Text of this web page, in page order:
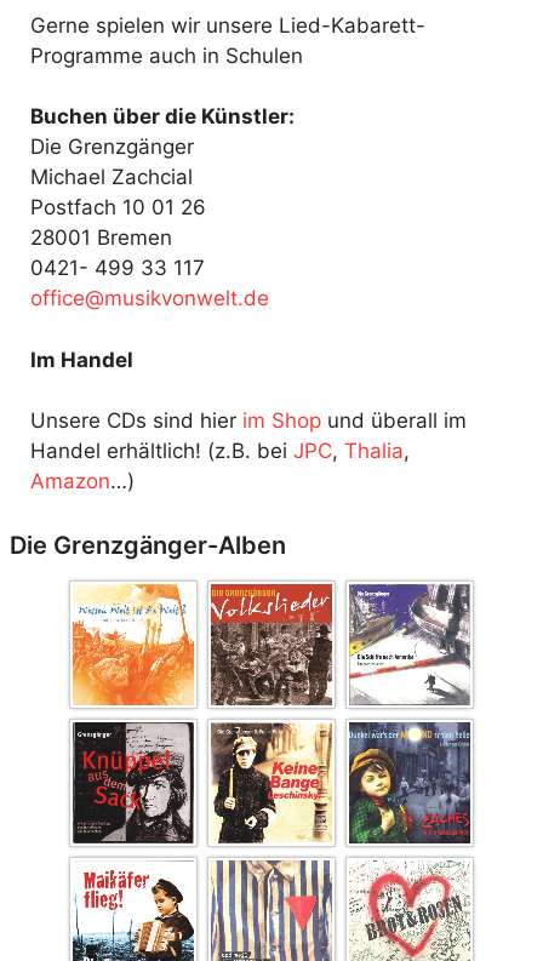
Gerne spielen wir unsere Lied-Kabarett-
Programme auch in Schulen
Buchen über die Künstler:
Die Grenzgänger
Michael Zachcial
Postfach 10 01 26
28001 Bremen
0421- 499 33 117
ed.tl
ewnov
kisum
@ecif
fo
Im Handel
Unsere CDs sind hier im Shop und überall im
Handel erhältlich! (z.B. bei JPC, Thalia,
Amazon…)
Die Grenzgänger-Alben